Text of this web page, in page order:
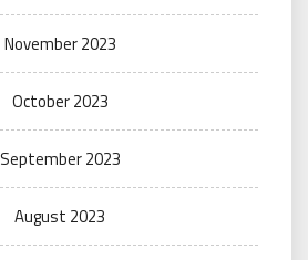
November 2023
October 2023
September 2023
August 2023